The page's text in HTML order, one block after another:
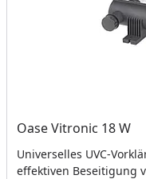
Oase Vitronic 18 W
Universelles UVC-
effektiven Beseitigung